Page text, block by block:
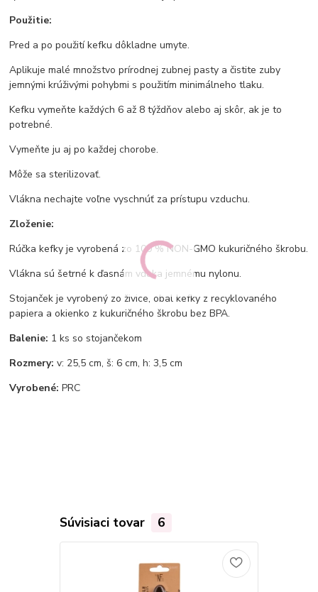
Použitie:
Pred a po použití kefku dôkladne umyte.
Aplikuje malé množstvo prírodnej zubnej pasty a čistite zuby
jemnými krúživými pohybmi s použitím minimálneho tlaku.
Kefku vymeňte každých 6 až 8 týždňov alebo aj skôr, ak je to
potrebné.
Vymeňte ju aj po každej chorobe.
Môže sa sterilizovať.
Vlákna nechajte voľne vyschnúť za prístupu vzduchu.
Zloženie:
Rúčka kefky je vyrobená zo 100 % NON-GMO kukuričného škrobu.
Vlákna sú šetrné k ďasnám vďaka jemnému nylonu.
Stojanček je vyrobený zo živice, obal kefky z recyklovaného
papiera a okienko z kukuričného škrobu bez BPA.
Balenie: 1 ks so stojančekom
Rozmery:v: 25,5 cm, š: 6 cm, h: 3,5 cm
Vyrobené:PRC
Súvisiaci tovar 6